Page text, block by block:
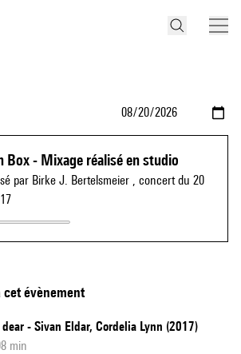
Box - Mixage réalisé en studio
par Birke J. Bertelsmeier , concert du 20
cet évènement
- Sivan Eldar, Cordelia Lynn (2017)
min